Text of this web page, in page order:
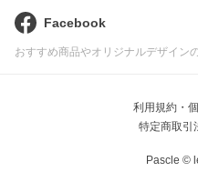
Facebook
おすすめ商品やオリジナルデザイン
利用規約・
特定商取引
Pascle ©